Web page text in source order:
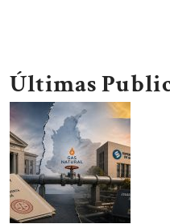
Últimas